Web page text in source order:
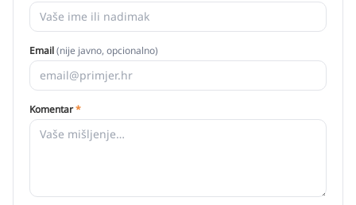
Email(nije javno, opcionalno)
Komentar*